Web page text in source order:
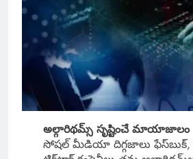
అల్గారిథమ్స్ సృష్టించే మాయాజాలం
సోషల్ మీడియా దిగ్గజాలు ఫేస్‌బుక్,